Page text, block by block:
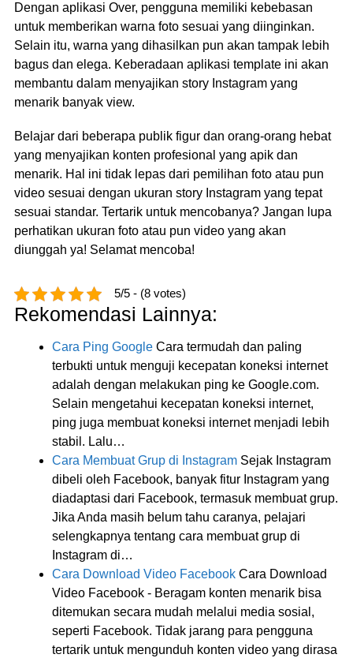
Dengan aplikasi Over, pengguna memiliki kebebasan
untuk memberikan warna foto sesuai yang diinginkan.
Selain itu, warna yang dihasilkan pun akan tampak lebih
bagus dan elega. Keberadaan aplikasi template ini akan
membantu dalam menyajikan story Instagram yang
menarik banyak view.
Belajar dari beberapa publik figur dan orang-orang hebat
yang menyajikan konten profesional yang apik dan
menarik. Hal ini tidak lepas dari pemilihan foto atau pun
video sesuai dengan ukuran story Instagram yang tepat
sesuai standar. Tertarik untuk mencobanya? Jangan lupa
perhatikan ukuran foto atau pun video yang akan
diunggah ya! Selamat mencoba!
5/5 - (8 votes)
Rekomendasi Lainnya:
Cara Ping Google Cara termudah dan paling
terbukti untuk menguji kecepatan koneksi internet
adalah dengan melakukan ping ke Google.com.
Selain mengetahui kecepatan koneksi internet,
ping juga membuat koneksi internet menjadi lebih
stabil. Lalu…
Cara Membuat Grup di Instagram Sejak Instagram
dibeli oleh Facebook, banyak fitur Instagram yang
diadaptasi dari Facebook, termasuk membuat grup.
Jika Anda masih belum tahu caranya, pelajari
selengkapnya tentang cara membuat grup di
Instagram di…
Cara Download Video Facebook Cara Download
Video Facebook - Beragam konten menarik bisa
ditemukan secara mudah melalui media sosial,
seperti Facebook. Tidak jarang para pengguna
tertarik untuk mengunduh konten video yang dirasa